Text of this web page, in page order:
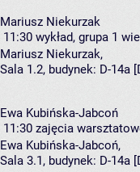
Mariusz Niekurzak
11:30 wykład, grupa 1
Mariusz Niekurzak,
Sala 1.2, budynek: D-14a
Ewa Kubińska-Jabcoń
11:30 zajęcia
Ewa Kubińska-Jabcoń,
Sala 3.1, budynek: D-14a